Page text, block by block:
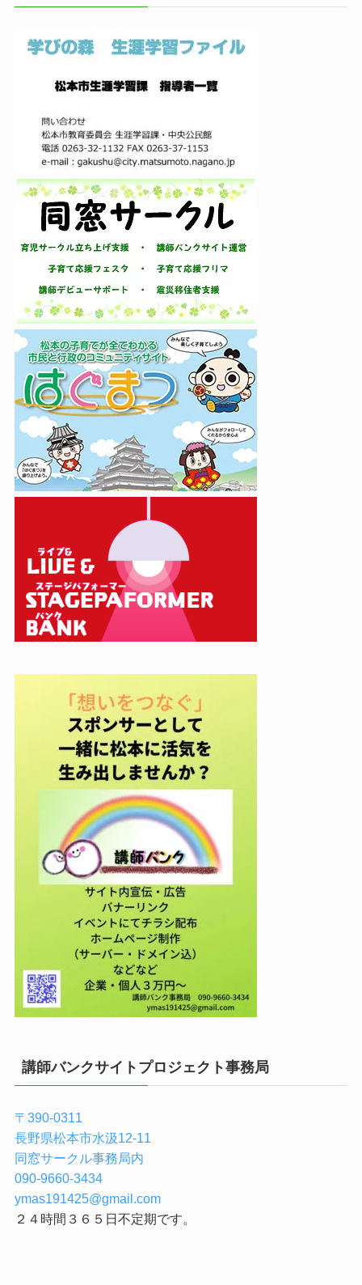
講師バンクサイトプロジェクト事務局
〒390-0311
長野県松本市水汲12-11
同窓サークル事務局内
090-9660-3434
ymas191425@gmail.com
２４時間３６５日不定期です。